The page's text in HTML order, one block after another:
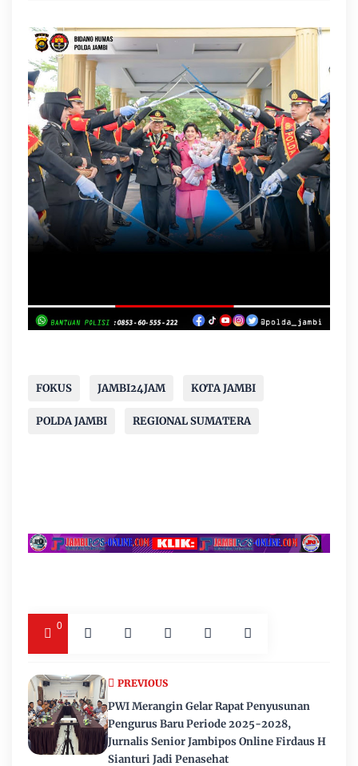
FOKUS JAMBI24JAM KOTA JAMBI
POLDA JAMBI REGIONAL SUMATERA
0
PREVIOUS
PWI Merangin Gelar Rapat Penyusunan
Pengurus Baru Periode 2025-2028,
Jurnalis Senior Jambipos Online Firdaus H
Sianturi Jadi Penasehat